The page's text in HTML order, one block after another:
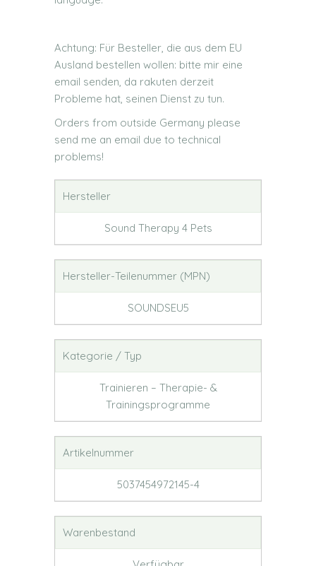
Achtung: Für Besteller, die aus dem EU
Ausland bestellen wollen: bitte mir eine
email senden, da rakuten derzeit
Probleme hat, seinen Dienst zu tun.
Orders from outside Germany please
send me an email due to technical
problems!
Hersteller
Sound Therapy 4 Pets
Hersteller-Teilenummer (MPN)
SOUNDSEU5
Kategorie / Typ
Trainieren – Therapie- &
Trainingsprogramme
Artikelnummer
5037454972145-4
Warenbestand